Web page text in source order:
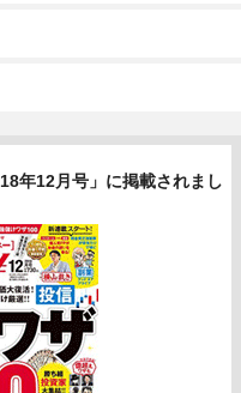
年12月号」に掲載されまし